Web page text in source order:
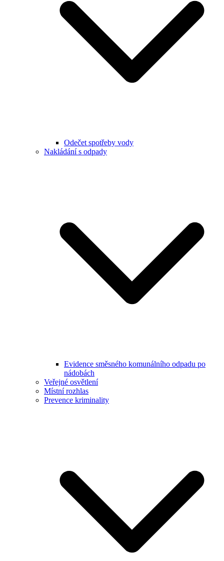
Odečet spotřeby vody
Nakládání s odpady
Evidence směsného komunálního odpadu po
nádobách
Veřejné osvětlení
Místní rozhlas
Prevence kriminality